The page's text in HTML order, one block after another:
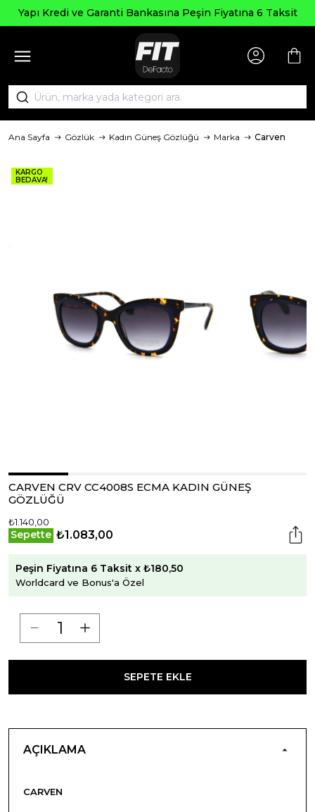
Bankasına Peşin Fiyatına 6 Taksit
Ana Sayfa Gözlük Kadın Güneş Gözlüğü Marka Carven
KARGO
BEDAVA!
CARVEN CRV CC4008S ECMA KADIN GÜNEŞ
GÖZLÜĞÜ
₺1.140,00
Sepette ₺1.083,00
Peşin Fiyatına 6 Taksit x ₺180,50
Worldcard ve Bonus'a Özel
SEPETE EKLE
AÇIKLAMA
CARVEN